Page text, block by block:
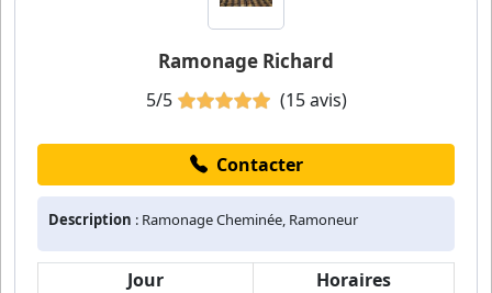
Ramonage Richard
5/5 (15 avis)
Contacter
Description : Ramonage Cheminée, Ramoneur
Jour
Horaires